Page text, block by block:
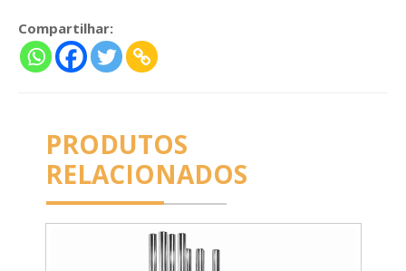
Compartilhar:
PRODUTOS
RELACIONADOS